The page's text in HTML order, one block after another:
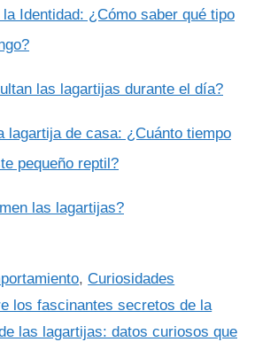
Identidad: ¿Cómo saber qué tipo
las lagartijas durante el día?
lagartija de casa: ¿Cuánto tiempo
pequeño reptil?
las lagartijas?
,Curiosidades
los fascinantes secretos de la
las lagartijas: datos curiosos que